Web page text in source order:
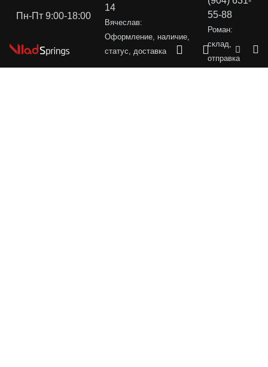
Пн-Пт 9:00-18:00
14
Вячеслав:
Оформление, наличие,
статус, доставка
55-88
Роман:
склад,
отправка